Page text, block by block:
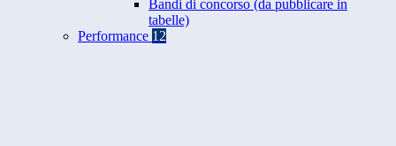
Bandi di concorso (da pubblicare in
tabelle)
Performance 12